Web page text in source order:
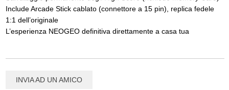
Include Arcade Stick cablato (connettore a 15 pin), replica fedele
1:1 dell’originale
L’esperienza NEOGEO definitiva direttamente a casa tua
INVIA AD UN AMICO